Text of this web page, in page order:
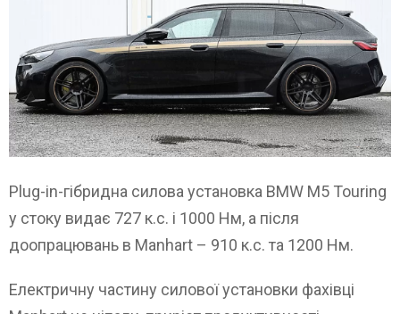
Plug-in-гібридна силова установка BMW M5 Touring
у стоку видає 727 к.с. і 1000 Нм, а після
доопрацювань в Manhart – 910 к.с. та 1200 Нм.
Електричну частину силової установки фахівці